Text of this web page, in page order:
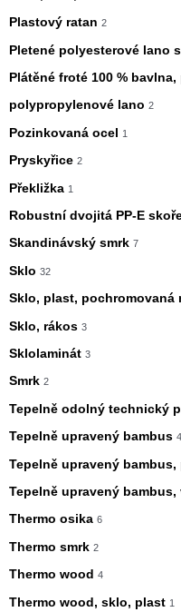
Plastový ratan 2
Pletené polyesterové lano
Plátěné froté 100 %
polypropylenové lano 2
Pozinkovaná ocel 1
Pryskyřice 2
Překližka 1
Robustní dvojitá PP-E
Skandinávský smrk 7
Sklo 32
Sklo, plast, pochromovaná
Sklo, rákos 3
Sklolaminát 3
Smrk 2
Tepelně odolný technický
Tepelně upravený bambus 4
Tepelně upravený
Tepelně upravený
Thermo osika 6
Thermo smrk 2
Thermo wood 4
Thermo wood, sklo, plast 1